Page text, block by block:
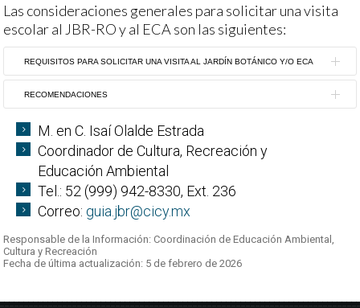
Las consideraciones generales para solicitar una visita
escolar al JBR-RO y al ECA son las siguientes:
REQUISITOS PARA SOLICITAR UNA VISITA AL JARDÍN BOTÁNICO Y/O ECA
Se ofrecen recorridos guiados para todos los
licenciatura y posgrado, con previa cita. Los
horarios de atención son de martes a sábado de
8:00 a 14:00 horas.
El visitante y/o docente responsable del grupo
puede enfocar su visita al JBR-RO o al ECA. Los
requisitos aplican a ambos espacios:
Para grupos escolares, al solicitar la
RECOMENDACIONES
Exhortamos a los visitantes a venir con
ropa cómoda, de preferencia pantalón
largo, calzado cerrado o tenis, gorra y/o
sombrero.
Deseamos que disfruten su recorrido,
por lo que les recomendamos traer
consigo agua y algún refrigerio, o bien,
de nuestra cafetería que ofrece
M. en C. Isaí Olalde Estrada
Coordinador de Cultura, Recreación y
Educación Ambiental
Tel.: 52 (999) 942-8330, Ext. 236
Correo: guia.jbr@cicy.mx
Responsable de la Información: Coordinación de Educación Ambiental,
Cultura y Recreación
Fecha de última actualización: 5 de febrero de 2026